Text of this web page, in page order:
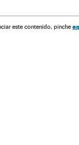
este contenido, pinche